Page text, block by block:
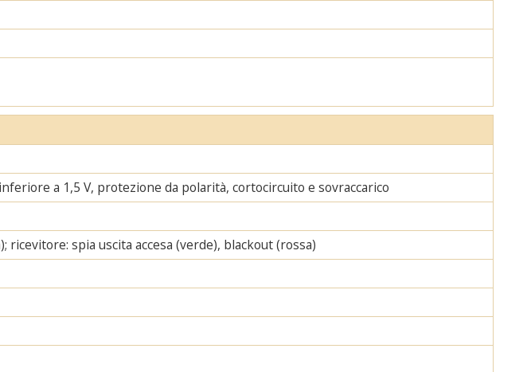
a 1,5 V, protezione da polarità, cortocircuito e sovraccarico
spia uscita accesa (verde), blackout (rossa)